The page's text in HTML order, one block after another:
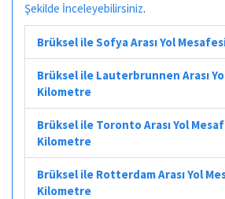
Şekilde İnceleyebilirsiniz.
Brüksel ile Sofya Arası Yol
Brüksel ile Lauterbrunnen Arası
Kilometre
Brüksel ile Toronto Arası Yol
Kilometre
Brüksel ile Rotterdam Arası Yol
Kilometre